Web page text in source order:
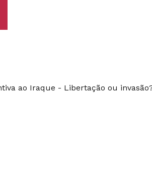
ao Iraque - Libertação ou